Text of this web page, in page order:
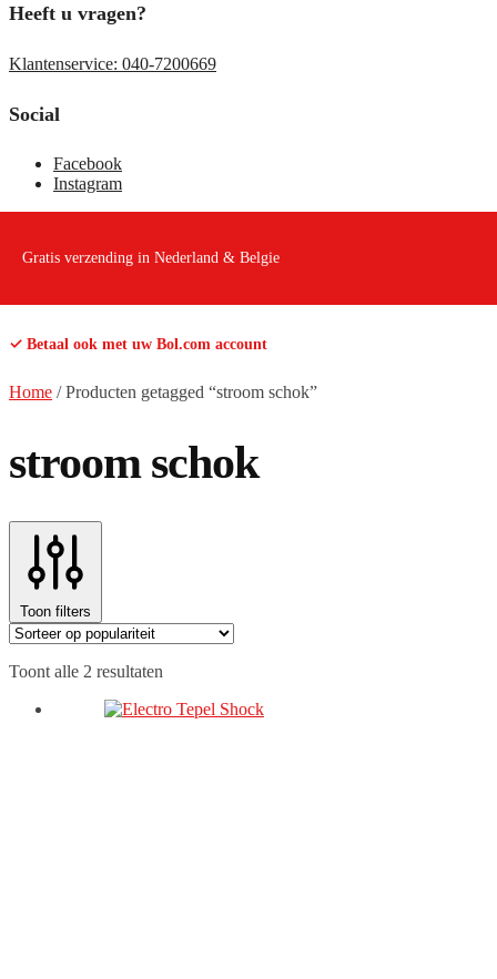
Heeft u vragen?
Klantenservice: 040-7200669
Social
Facebook
Instagram
Gratis verzending in Nederland & Belgie
✓ Betaal ook met uw Bol.com account
Home /Producten getagged “stroom schok”
stroom schok
Toon filters
Toont alle 2 resultaten
populariteit